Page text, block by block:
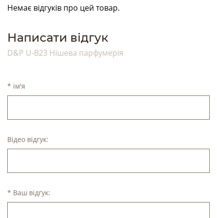
Немає відгуків про цей товар.
Написати відгук
D&P U-B23 Нішева парфумерія
* ім'я
Відео відгук:
* Ваш відгук: